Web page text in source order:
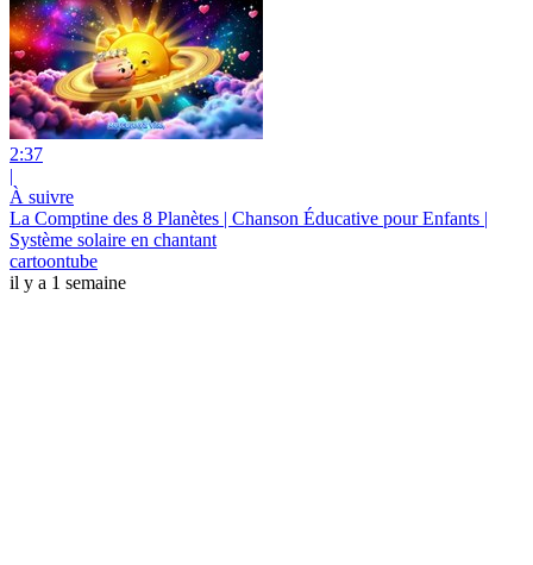
2:37
|
À suivre
La Comptine des 8 Planètes | Chanson Éducative pour Enfants |
Système solaire en chantant
cartoontube
il y a 1 semaine